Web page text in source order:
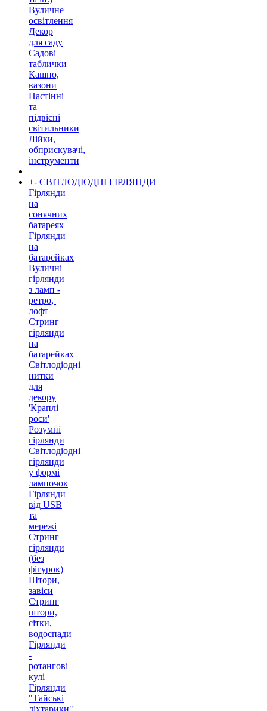
Вуличне
освітлення
Декор
для саду
Садові
таблички
Кашпо,
вазони
Настінні
та
підвісні
світильники
Лійки,
обприскувачі,
інструменти
+- СВІТЛОДІОДНІ ГІРЛЯНДИ
Гірлянди
на
сонячних
батареях
Гірлянди
на
батарейках
Вуличні
гірлянди
з ламп -
ретро, ​​
лофт
Стринг
гірлянди
на
батарейках
Світлодіодні
нитки
для
декору
'Краплі
роси'
Розумні
гірлянди
Світлодіодні
гірлянди
у формі
лампочок
Гірлянди
від USB
та
мережі
Стринг
гірлянди
(без
фігурок)
Штори,
завіси
Стринг
штори,
сітки,
водоспади
Гірлянди
-
ротангові
кулі
Гірлянди
"Тайські
ліхтарики"